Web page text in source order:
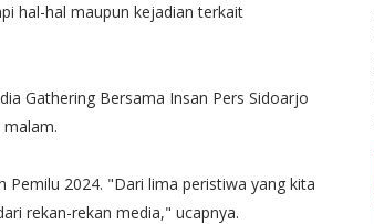
hal-hal maupun kejadian terkait
Gathering Bersama Insan Pers Sidoarjo
Pemilu 2024. "Dari lima peristiwa yang kita
rekan-rekan media," ucapnya.